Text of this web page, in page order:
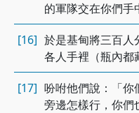
的軍隊交在你們手
[16] 於是基甸將三百人
各人手裡（瓶內都
[17] 吩咐他們說：「你
旁邊怎樣行，你們